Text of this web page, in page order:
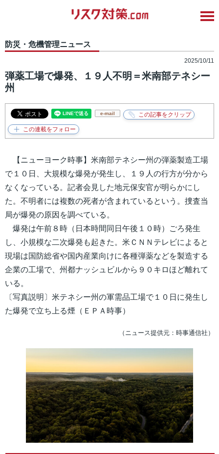
防災・危機管理ニュース
2025/10/11
弾薬工場で爆発、１９人不明＝米南部テネシー
州
e-mail
【ニューヨーク時事】米南部テネシー州の弾薬製造工場
で１０日、大規模な爆発が発生し、１９人の行方が分から
なくなっている。記者会見した地元保安官が明らかにし
た。不明者には複数の死者が含まれているという。捜査当
局が爆発の原因を調べている。
爆発は午前８時（日本時間同日午後１０時）ごろ発生
し、小規模な二次爆発も起きた。米ＣＮＮテレビによると
現場は国防総省や国内産業向けに各種弾薬などを製造する
企業の工場で、州都ナッシュビルから９０キロほど離れて
いる。
〔写真説明〕米テネシー州の軍需品工場で１０日に発生し
た爆発で立ち上る煙（ＥＰＡ時事）
（ニュース提供元：時事通信社）